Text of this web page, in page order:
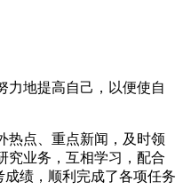
力地提高自己，以便使自
热点、重点新闻，及时领
究业务，互相学习，配合
绩，顺利完成了各项任务